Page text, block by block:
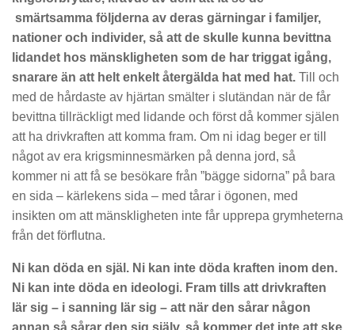
smärtsamma följderna av deras gärningar i familjer,
nationer och individer, så att de skulle kunna bevittna
lidandet hos mänskligheten som de har triggat igång,
snarare än att helt enkelt återgälda hat med hat. Till och
med de hårdaste av hjärtan smälter i slutändan när de får
bevittna tillräckligt med lidande och först då kommer själen
att ha drivkraften att komma fram. Om ni idag beger er till
något av era krigsminnesmärken på denna jord, så
kommer ni att få se besökare från ”bägge sidorna” på bara
en sida – kärlekens sida – med tårar i ögonen, med
insikten om att mänskligheten inte får upprepa grymheterna
från det förflutna.
Ni kan döda en själ. Ni kan inte döda kraften inom den.
Ni kan inte döda en ideologi. Fram tills att drivkraften
lär sig – i sanning lär sig – att när den sårar någon